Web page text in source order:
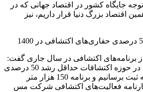
جایگاه کشور در اقتصاد جهانی که در
اقتصاد بزرگ دنیا قرار داریم، نیز
برنامه‌های اکتشافی در سال جاری گفت:
قصد داریم در سال آینده در حوزه اکتشافات حداقل رشد 50 درصدی
را نسبت به سال 1399 به ثبت برسانیم و برنامه 150 هزار متر
فعالیت‌های اکتشافی شرکت مس